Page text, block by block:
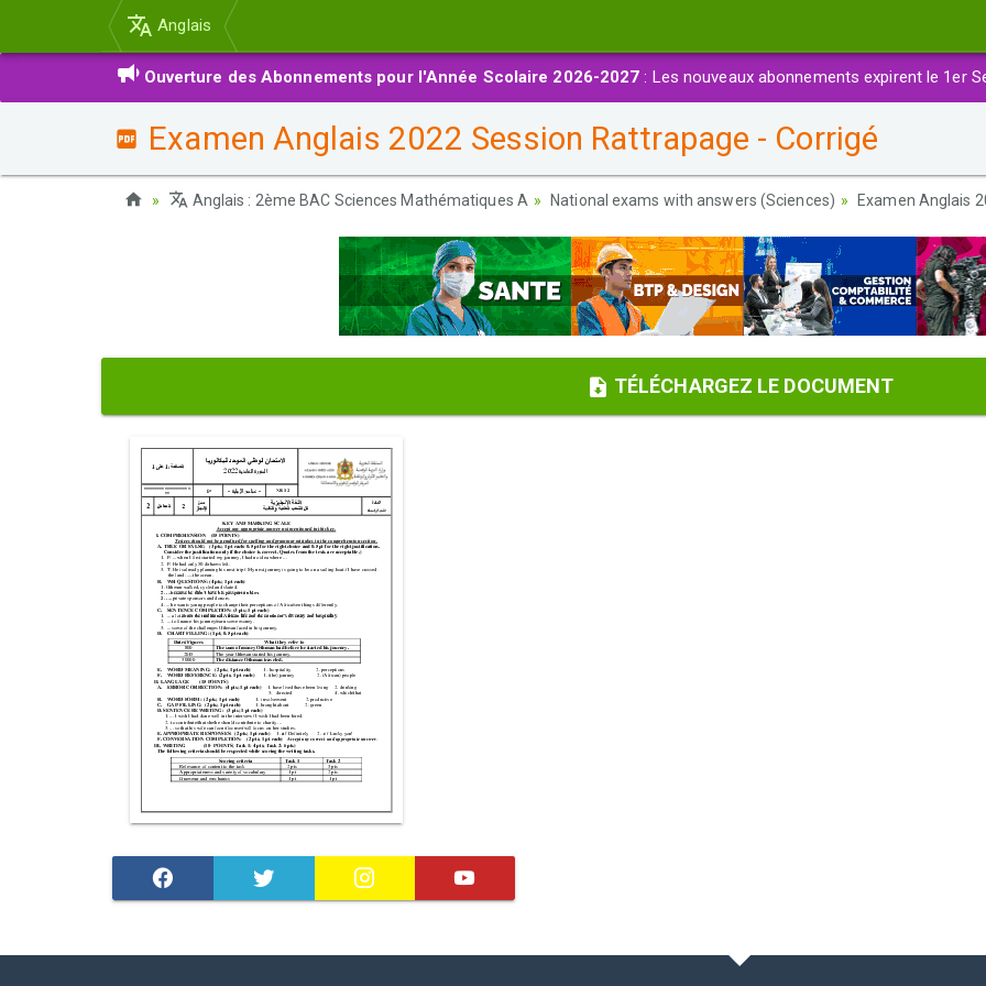
Anglais
Ouverture des Abonnements pour l'Année Scolaire 2026-2027 : Les nouveaux abonnements expirent le 1er
Examen Anglais 2022 Session Rattrapage - Corrigé
Anglais : 2ème BAC Sciences Mathématiques A National exams with answers (Sciences) Examen Anglais
TÉLÉCHARGEZ LE DOCUMENT